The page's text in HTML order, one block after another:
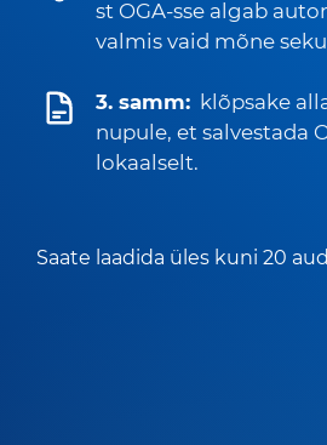
st OGA-sse algab
valmis vaid mõne
3. samm: klõpsake
nupule, et salvestada
lokaalselt.
Saate laadida üles kuni 20